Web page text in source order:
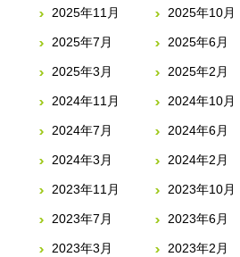
2025年11月 2025年10月
2025年7月 2025年6月
2025年3月 2025年2月
2024年11月 2024年10月
2024年7月 2024年6月
2024年3月 2024年2月
2023年11月 2023年10月
2023年7月 2023年6月
2023年3月 2023年2月